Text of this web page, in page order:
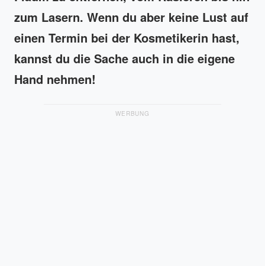
zum Lasern. Wenn du aber keine Lust auf
einen Termin bei der Kosmetikerin hast,
kannst du die Sache auch in die eigene
Hand nehmen!
WERBUNG